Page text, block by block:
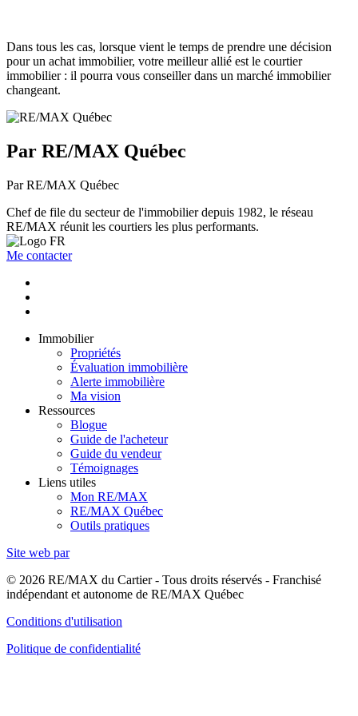
Dans tous les cas, lorsque vient le temps de prendre une décision
pour un achat immobilier, votre meilleur allié est le courtier
immobilier : il pourra vous conseiller dans un marché immobilier
changeant.
Par RE/MAX Québec
Par RE/MAX Québec
Chef de file du secteur de l'immobilier depuis 1982, le réseau
RE/MAX réunit les courtiers les plus performants.
Me contacter
Immobilier
Propriétés
Évaluation immobilière
Alerte immobilière
Ma vision
Ressources
Blogue
Guide de l'acheteur
Guide du vendeur
Témoignages
Liens utiles
Mon RE/MAX
RE/MAX Québec
Outils pratiques
Site web par
© 2026 RE/MAX du Cartier - Tous droits réservés - Franchisé
indépendant et autonome de RE/MAX Québec
Conditions d'utilisation
Politique de confidentialité